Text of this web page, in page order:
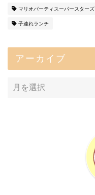
マリオパーティスーパースターズ
子連れランチ
アーカイブ